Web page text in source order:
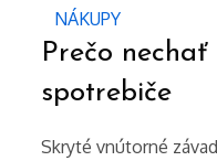
NÁKUPY
Prečo
spotrebiče
Skryté vnútorné